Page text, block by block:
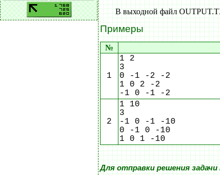
В выходной файл
Примеры
№
1
1 2
3
0 -1 -2 -2
1 0 2 -2
-1 0 -1 -2
2
1 10
3
-1 0 -1 -10
0 -1 0 -10
1 0 1 -10
Для отправки решения